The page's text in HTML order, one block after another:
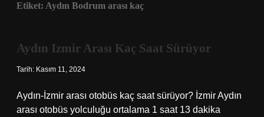
Etiket: Aydın Bodrum arası kaç
Aydın Izmir Arası Kaç Saat Sürüyor
Tarih: Kasım 11, 2024
Aydın-İzmir arası otobüs kaç saat sürüyor? İzmir Aydın
arası otobüs yolculuğu ortalama 1 saat 13 dakika